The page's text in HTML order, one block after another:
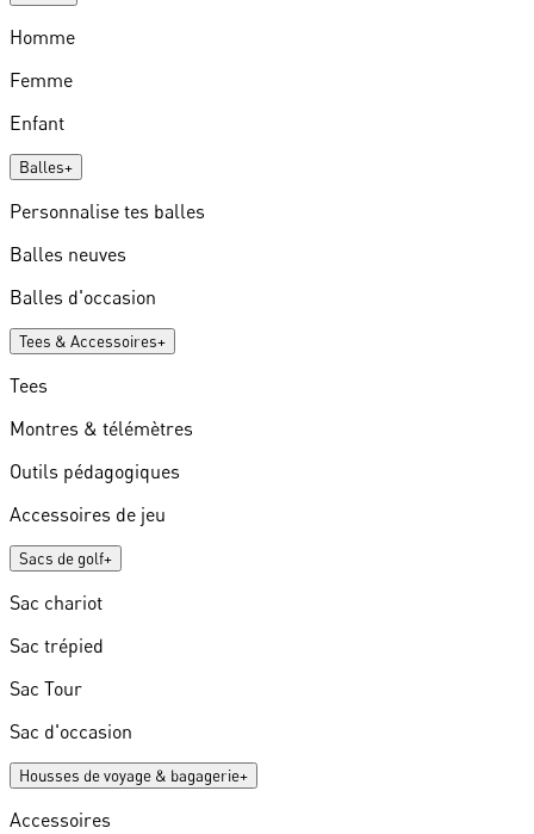
Homme
Femme
Enfant
Balles+
Personnalise tes balles
Balles neuves
Balles d'occasion
Tees & Accessoires+
Tees
Montres & télémètres
Outils pédagogiques
Accessoires de jeu
Sacs de golf+
Sac chariot
Sac trépied
Sac Tour
Sac d'occasion
Housses de voyage & bagagerie+
Accessoires